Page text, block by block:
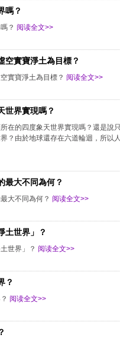
嗎？
？ 阅读全文>>
空實寶淨土為目標？
實寶淨土為目標？ 阅读全文>>
世界實現嗎？
在的四度象天世界實現嗎？還是說
？由於地球還存在六道輪迴，所以
最大不同為何？
大不同為何？ 阅读全文>>
土世界」？
世界」？ 阅读全文>>
？
阅读全文>>